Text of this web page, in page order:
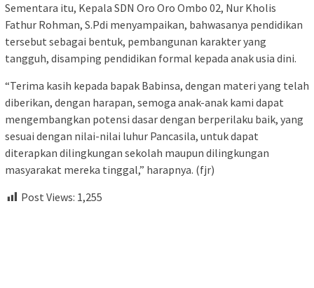
Sementara itu, Kepala SDN Oro Oro Ombo 02, Nur Kholis
Fathur Rohman, S.Pdi menyampaikan, bahwasanya pendidikan
tersebut sebagai bentuk, pembangunan karakter yang
tangguh, disamping pendidikan formal kepada anak usia dini.
“Terima kasih kepada bapak Babinsa, dengan materi yang telah
diberikan, dengan harapan, semoga anak-anak kami dapat
mengembangkan potensi dasar dengan berperilaku baik, yang
sesuai dengan nilai-nilai luhur Pancasila, untuk dapat
diterapkan dilingkungan sekolah maupun dilingkungan
masyarakat mereka tinggal,” harapnya. (fjr)
Post Views: 1,255